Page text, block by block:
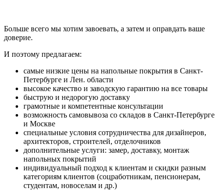
Больше всего мы хотим завоевать, а затем и оправдать ваше
доверие.
И поэтому предлагаем:
самые низкие цены на напольные покрытия в Санкт-
Петербурге и Лен. области
высокое качество и заводскую гарантию на все товары
быструю и недорогую доставку
грамотные и компетентные консультации
возможность самовывоза со складов в Санкт-Петербурге
и Москве
специальные условия сотрудничества для дизайнеров,
архитекторов, строителей, отделочников
дополнительные услуги: замер, доставку, монтаж
напольных покрытий
индивидуальный подход к клиентам и скидки разным
категориям клиентов (соцработникам, пенсионерам,
студентам, новоселам и др.)